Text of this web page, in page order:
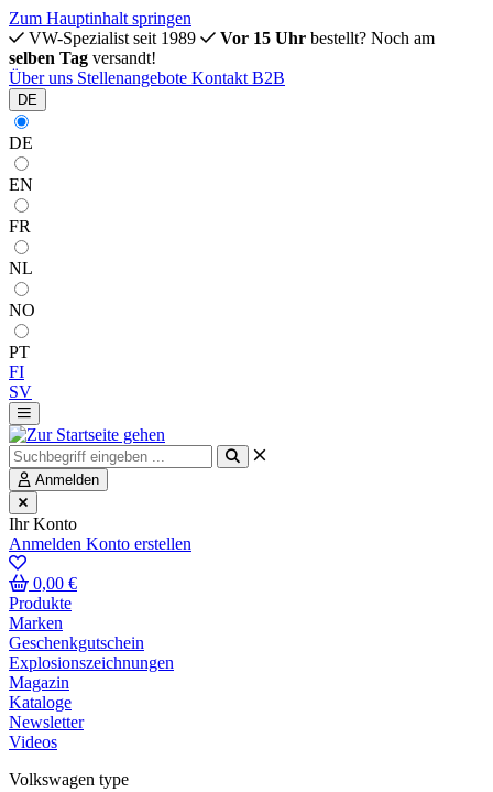
Zum Hauptinhalt springen
VW-Spezialist seit 1989
Vor 15 Uhr bestellt? Noch am
selben Tag versandt!
Über uns Stellenangebote Kontakt B2B
DE
DE
EN
FR
NL
NO
PT
FI
SV
Anmelden
Ihr Konto
Anmelden Konto erstellen
0,00 €
Produkte
Marken
Geschenkgutschein
Explosionszeichnungen
Magazin
Kataloge
Newsletter
Videos
Volkswagen type